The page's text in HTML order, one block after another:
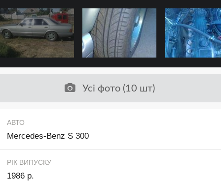
Усі фото (10 шт)
АВТО
Mercedes-Benz S 300
РІК ВИПУСКУ
1986 р.